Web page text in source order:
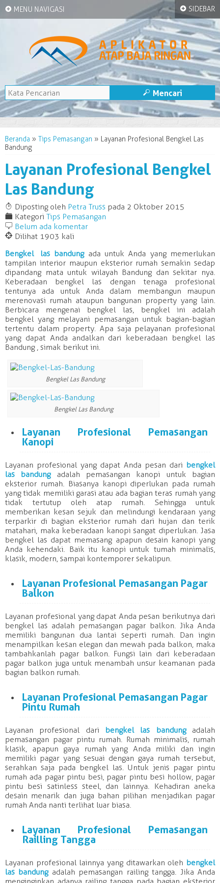
+ MENU NAVIGASI
M Mencari
Beranda » Tips Pemasangan » Layanan Profesional Bengkel Las
Bandung
Layanan Profesional Bengkel
Las Bandung
T Diposting oleh Petra Truss pada 2 Oktober 2015
F Kategori Tips Pemasangan
b Belum ada komentar
@ Dilihat 1903 kali
Bengkel
las bandungada untuk Anda yang memerlukan
tampilan interior maupun eksterior rumah semakin sedap
dipandang mata untuk wilayah Bandung dan sekitar nya.
Keberadaan bengkel las dengan tenaga profesional
tentunya ada untuk Anda dalam membangun maupun
merenovasi rumah ataupun bangunan property yang lain.
Berbicara mengenai bengkel las, bengkel ini adalah
bengkel yang melayani pemasangan untuk bagian-bagian
tertentu dalam property. Apa saja pelayanan profesional
yang dapat Anda andalkan dari keberadaan bengkel las
Bandung , simak berikut ini.
Bengkel Las Bandung
Bengkel Las Bandung
Layanan Profesional Pemasangan
Kanopi
Layanan profesional yang dapat Anda pesan dari bengkel
las
bandungadalah pemasangan kanopi untuk bagian
eksterior rumah. Biasanya kanopi diperlukan pada rumah
yang tidak memiliki garasi atau ada bagian teras rumah yang
tidak tertutup oleh atap rumah. Sehingga untuk
memberikan kesan sejuk dan melindungi kendaraan yang
terparkir di bagian eksterior rumah dari hujan dan terik
matahari, maka keberadaan kanopi sangat diperlukan. Jasa
bengkel las dapat memasang apapun desain kanopi yang
Anda kehendaki. Baik itu kanopi untuk tumah minimalis,
klasik, modern, sampai kontemporer sekalipun.
Layanan Profesional Pemasangan Pagar
Balkon
Layanan profesional yang dapat Anda pesan berikutnya dari
bengkel las adalah pemasangan pagar balkon. Jika Anda
memiliki bangunan dua lantai seperti rumah. Dan ingin
menampilkan kesan elegan dan mewah pada balkon, maka
tambahkanlah pagar balkon. Fungsi lain dari keberadaan
pagar balkon juga untuk menambah unsur keamanan pada
bagian balkon rumah.
Layanan Profesional Pemasangan Pagar
Pintu Rumah
Layanan profesional dari bengkel las bandungadalah
pemasangan pagar pintu rumah. Rumah minimalis, rumah
klasik, apapun gaya rumah yang Anda miliki dan ingin
memiliki pagar yang sesuai dengan gaya rumah tersebut,
serahkan saja pada bengkel las. Untuk jenis pagar pintu
rumah ada pagar pintu besi, pagar pintu besi hollow, pagar
pintu besi satinless steel, dan lainnya. Kehadiran aneka
desain menarik dan juga bahan pilihan menjadikan pagar
rumah Anda nanti terlihat luar biasa.
Layanan Profesional Pemasangan
Railling Tangga
Layanan profesionallainnya yang ditawarkan oleh bengkel
las bandungadalah pemasangan railing tangga. Jika Anda
+ SIDEBAR